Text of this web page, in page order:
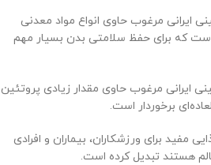
ایرانی مرغوب حاوی انواع مواد معدنی
که برای حفظ سلامتی بدن بسیار مهم
ایرانی مرغوب حاوی مقدار زیادی پروتئین
برخوردار است.
مفید برای ورزشکاران، بیماران و افرادی
هستند تبدیل کرده است.